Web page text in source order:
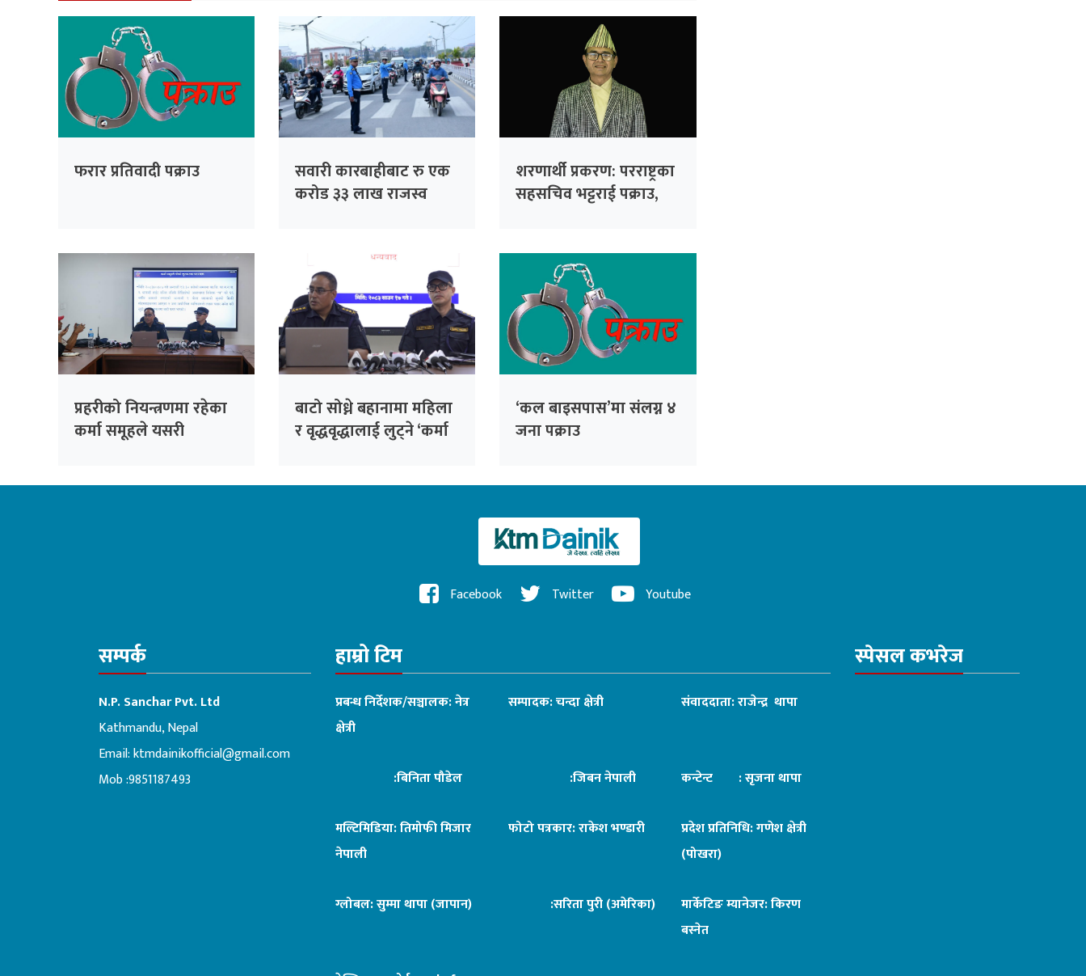
फरार प्रतिवादी पक्राउ
सवारी कारबाहीबाट रु एक
करोड ३३ लाख राजस्व
शरणार्थी प्रकरण: परराष्ट्रका
सहसचिव भट्टराई पक्राउ,
प्रहरीको नियन्त्रणमा रहेका
कर्मा समूहले यसरी
बाटो सोध्ने बहानामा महिला
र वृद्धवृद्धालाई लुट्ने ‘कर्मा
‘कल बाइसपास’मा संलग्न ४
जना पक्राउ
Facebook Twitter Youtube
सम्पर्क
N.P. Sanchar Pvt. Ltd
Kathmandu, Nepal
Email:ktmdainikofficial@gmail.com
Mob :9851187493
हाम्रो टिम
प्रबन्ध निर्देशक/सञ्चालक: नेत्र
क्षेत्री
सम्पादक: चन्दा क्षेत्री संवाददाता: राजेन्द्र थापा
:बिनिता पौडेल :जिबन नेपाली कन्टेन्ट : सृजना थापा
मल्टिमिडिया: तिमोफी मिजार
नेपाली
फोटो पत्रकार: राकेश भण्डारी
प्रदेश प्रतिनिधि: गणेश क्षेत्री
(पोखरा)
ग्लोबल: सुम्मा थापा (जापान) :सरिता पुरी (अमेरिका)
मार्केटिङ म्यानेजर: किरण
बस्नेत
स्पेसल कभरेज